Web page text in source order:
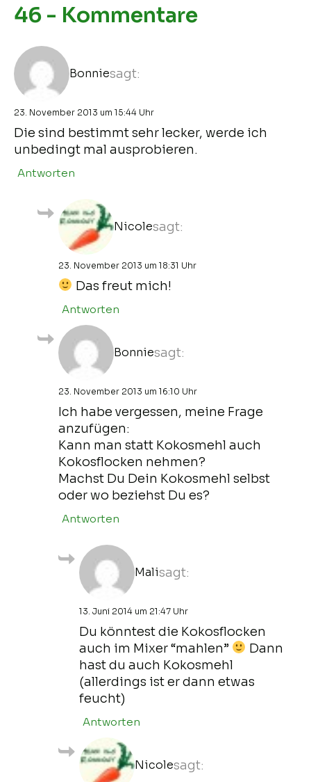
46 - Kommentare
Bonniesagt:
23. November 2013 um 15:44 Uhr
Die sind bestimmt sehr lecker, werde ich
unbedingt mal ausprobieren.
Antworten
Nicolesagt:
23. November 2013 um 18:31 Uhr
Das freut mich!
Antworten
Bonniesagt:
23. November 2013 um 16:10 Uhr
Ich habe vergessen, meine Frage
anzufügen:
Kann man statt Kokosmehl auch
Kokosflocken nehmen?
Machst Du Dein Kokosmehl selbst
oder wo beziehst Du es?
Antworten
Malisagt:
13. Juni 2014 um 21:47 Uhr
Du könntest die Kokosflocken
auch im Mixer “mahlen”
Dann
hast du auch Kokosmehl
(allerdings ist er dann etwas
feucht)
Antworten
Nicolesagt: